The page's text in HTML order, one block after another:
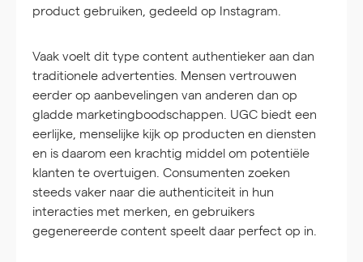
product gebruiken, gedeeld op Instagram.
Vaak voelt dit type content authentieker aan dan
traditionele advertenties. Mensen vertrouwen
eerder op aanbevelingen van anderen dan op
gladde marketingboodschappen. UGC biedt een
eerlijke, menselijke kijk op producten en diensten
en is daarom een krachtig middel om potentiële
klanten te overtuigen. Consumenten zoeken
steeds vaker naar die authenticiteit in hun
interacties met merken, en gebruikers
gegenereerde content speelt daar perfect op in.